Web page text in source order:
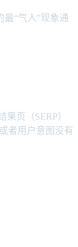
最“气人”现象通
页（SERP）
者用户意图没有